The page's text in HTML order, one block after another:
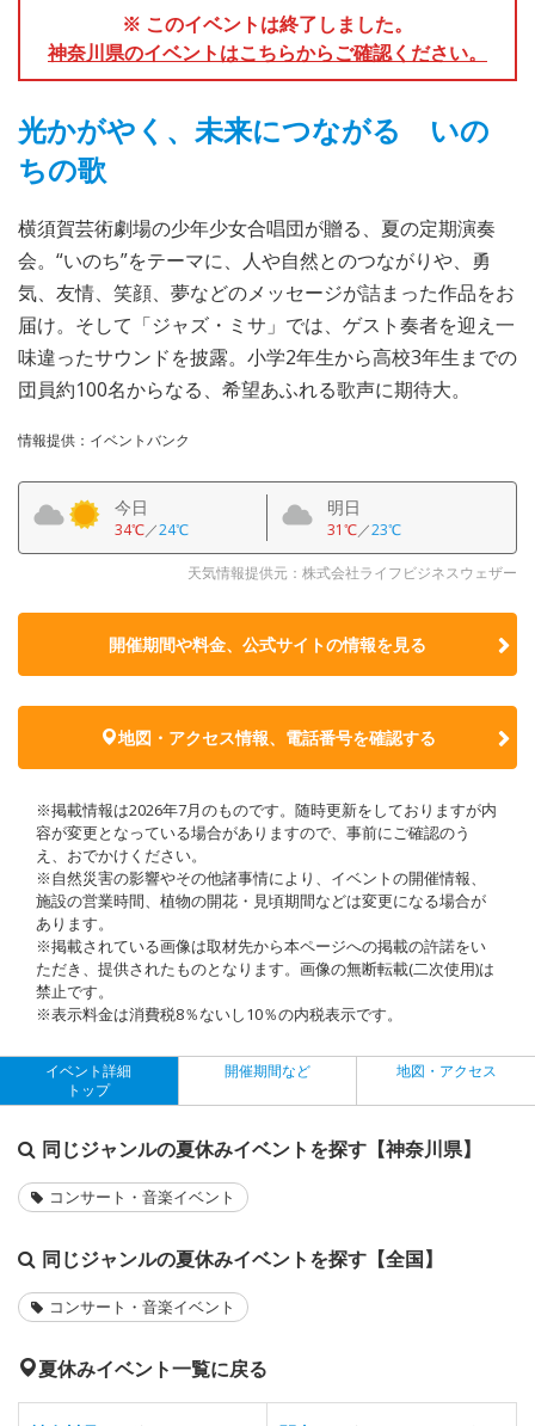
※ このイベントは終了しました。
神奈川県のイベントはこちらからご確認ください。
光かがやく、未来につながる いの
ちの歌
横須賀芸術劇場の少年少女合唱団が贈る、夏の定期演奏
会。“いのち”をテーマに、人や自然とのつながりや、勇
気、友情、笑顔、夢などのメッセージが詰まった作品をお
届け。そして「ジャズ・ミサ」では、ゲスト奏者を迎え一
味違ったサウンドを披露。小学2年生から高校3年生までの
団員約100名からなる、希望あふれる歌声に期待大。
情報提供：イベントバンク
今日
34℃／24℃
明日
31℃／23℃
天気情報提供元：株式会社ライフビジネスウェザー
開催期間や料金、公式サイトの情報を見る
地図・アクセス情報、電話番号を確認する
※掲載情報は2026年7月のものです。随時更新をしておりますが内
容が変更となっている場合がありますので、事前にご確認のう
え、おでかけください。
※自然災害の影響やその他諸事情により、イベントの開催情報、
施設の営業時間、植物の開花・見頃期間などは変更になる場合が
あります。
※掲載されている画像は取材先から本ページへの掲載の許諾をい
ただき、提供されたものとなります。画像の無断転載(二次使用)は
禁止です。
※表示料金は消費税8％ないし10％の内税表示です。
イベント詳細
トップ
開催期間など 地図・アクセス
同じジャンルの夏休みイベントを探す【神奈川県】
コンサート・音楽イベント
同じジャンルの夏休みイベントを探す【全国】
コンサート・音楽イベント
夏休みイベント一覧に戻る